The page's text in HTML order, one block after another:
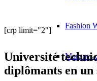
Fashion
Marques
[crp limit="2"]
Université
diplômants en un